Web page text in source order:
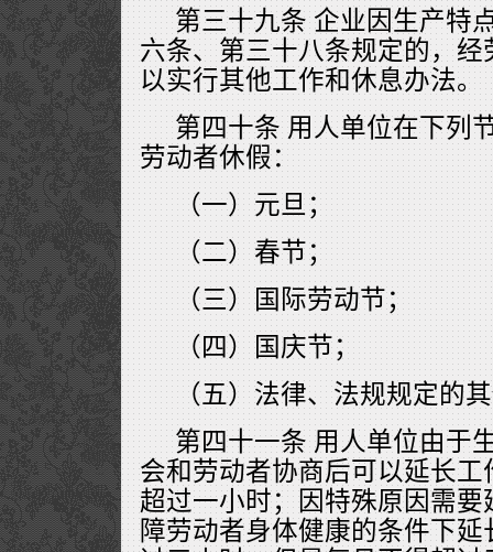
第三十九条 企业因生产特
六条、第三十八条规定的，
以实行其他工作和休息办法。
第四十条 用人单位在下列
劳动者休假：
（一）元旦；
（二）春节；
（三）国际劳动节；
（四）国庆节；
（五）法律、法规规定的
第四十一条 用人单位由于
会和劳动者协商后可以延长
超过一小时；因特殊原因需
障劳动者身体健康的条件下